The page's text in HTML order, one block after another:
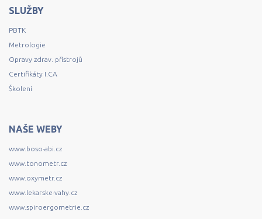
SLUŽBY
PBTK
Metrologie
Opravy zdrav. přístrojů
Certifikáty I.CA
Školení
NAŠE WEBY
www.boso-abi.cz
www.tonometr.cz
www.oxymetr.cz
www.lekarske-vahy.cz
www.spiroergometrie.cz